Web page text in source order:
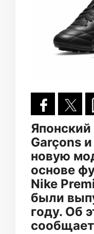
Garçons
новую
основе
Nike
были
году. Об